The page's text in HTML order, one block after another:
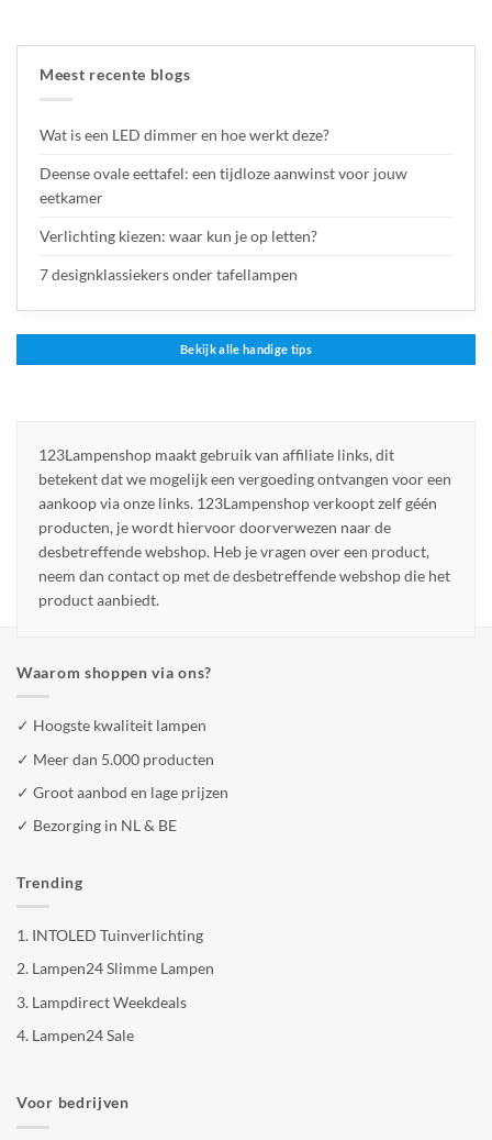
Meest recente blogs
Wat is een LED dimmer en hoe werkt deze?
Deense ovale eettafel: een tijdloze aanwinst voor jouw
eetkamer
Verlichting kiezen: waar kun je op letten?
7 designklassiekers onder tafellampen
Bekijk alle handige tips
123Lampenshop maakt gebruik van affiliate links, dit
betekent dat we mogelijk een vergoeding ontvangen voor een
aankoop via onze links. 123Lampenshop verkoopt zelf géén
producten, je wordt hiervoor doorverwezen naar de
desbetreffende webshop. Heb je vragen over een product,
neem dan contact op met de desbetreffende webshop die het
product aanbiedt.
Waarom shoppen via ons?
✓ Hoogste kwaliteit lampen
✓ Meer dan 5.000 producten
✓ Groot aanbod en lage prijzen
✓ Bezorging in NL & BE
Trending
1. INTOLED Tuinverlichting
2. Lampen24 Slimme Lampen
3. Lampdirect Weekdeals
4. Lampen24 Sale
Voor bedrijven